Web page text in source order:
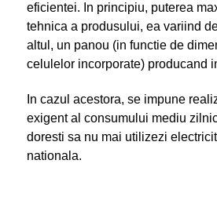
eficientei. In principiu, puterea
tehnica a produsului, ea variind
altul, un panou (in functie de
celulelor incorporate) producand
In cazul acestora, se impune
exigent al consumului mediu
doresti sa nu mai utilizezi
nationala.